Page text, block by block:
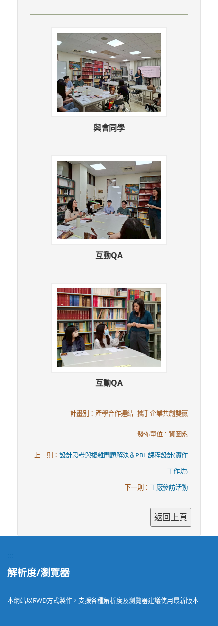
與會同學
互動QA
互動QA
計畫別：產學合作連結--攜手企業共創雙贏
發佈單位：資圖系
上一則：設計思考與複雜問題解決＆PBL 課程設計(實作
工作坊)
下一則： 工廠參訪活動
解析度/瀏覽器
本網站以RWD方式製作，支援各種解析度及瀏覽器建議使用最新版本